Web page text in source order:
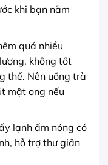
khi bạn nằm
quá nhiều
không tốt
thể. Nên uống trà
mật ong nếu
lạnh ấm nóng có
hỗ trợ thư giãn